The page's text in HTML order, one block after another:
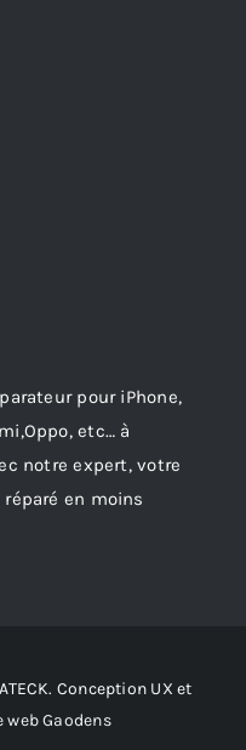
pour iPhone,
etc… à
notre expert, votre
en moins
Conception UX et
web Gaodens